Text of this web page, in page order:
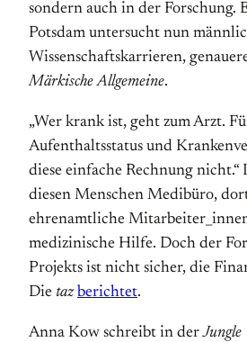
sondern auch in der Forschung.
Potsdam untersucht nun
Wissenschaftskarrieren,
Märkische Allgemeine.
„Wer krank ist, geht zum Arzt.
Aufenthaltsstatus und
diese einfache Rechnung
diesen Menschen Medibüro,
ehrenamtliche
medizinische Hilfe. Doch der
Projekts ist nicht sicher, die
Die taz berichtet.
Anna Kow schreibt in derJungle